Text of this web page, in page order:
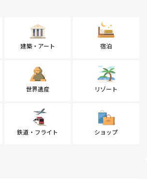
建築・アート 宿泊
世界遺産 リゾート
鉄道・フライト ショップ